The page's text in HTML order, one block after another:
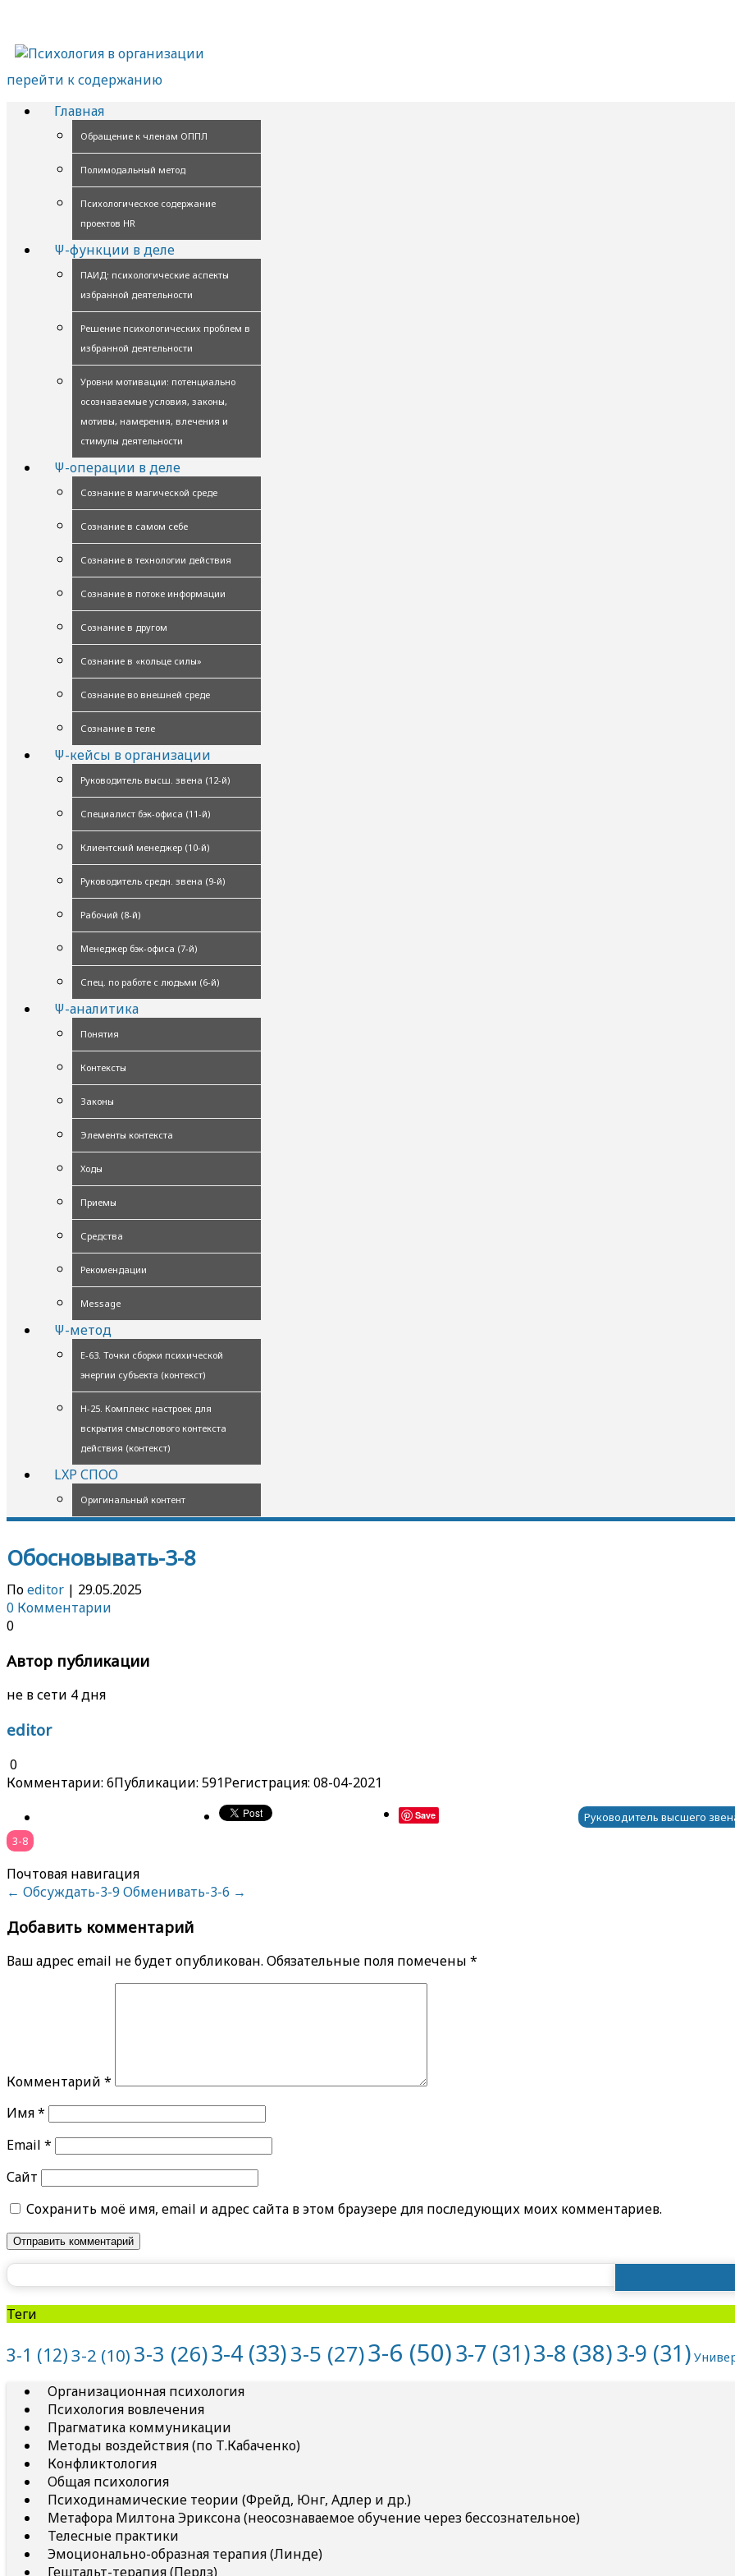
перейти к содержанию
Главная
Обращение к членам ОППЛ
Полимодальный метод
Психологическое содержание
проектов HR
Ψ-функции в деле
ПАИД: психологические аспекты
избранной деятельности
Решение психологических проблем в
избранной деятельности
Уровни мотивации: потенциально
осознаваемые условия, законы,
мотивы, намерения, влечения и
стимулы деятельности
Ψ-операции в деле
Сознание в магической среде
Сознание в самом себе
Сознание в технологии действия
Сознание в потоке информации
Сознание в другом
Сознание в «кольце силы»
Сознание во внешней среде
Сознание в теле
Ψ-кейсы в организации
Руководитель высш. звена (12-й)
Специалист бэк-офиса (11-й)
Клиентский менеджер (10-й)
Руководитель средн. звена (9-й)
Рабочий (8-й)
Менеджер бэк-офиса (7-й)
Спец. по работе с людьми (6-й)
Ψ-аналитика
Понятия
Контексты
Законы
Элементы контекста
Ходы
Приемы
Средства
Рекомендации
Message
Ψ-метод
Е-63. Точки сборки психической
энергии субъекта (контекст)
Н-25. Комплекс настроек для
вскрытия смыслового контекста
действия (контекст)
LXP СПОО
Оригинальный контент
Обосновывать-3-8
Поeditor | 29.05.2025
0 Комментарии
0
Автор публикации
не в сети 4 дня
editor
0
Комментарии: 6Публикации: 591Регистрация: 08-04-2021
Save
Руководитель высшего
3-8
Почтовая навигация
← Обсуждать-3-9 Обменивать-3-6 →
Добавить комментарий
Ваш адрес email не будет опубликован. Обязательные поля помечены *
Комментарий *
Имя*
Email *
Сайт
Сохранить моё имя, email и адрес сайта в этом браузере для последующих моих комментариев.
Теги
3-1 (12)3-2 (10) 3-3 (26)3-4 (33)3-5 (27)3-6 (50)3-7 (31)3-8 (38)3-9 (31)
Организационная психология
Психология вовлечения
Прагматика коммуникации
Методы воздействия (по Т.Кабаченко)
Конфликтология
Общая психология
Психодинамические теории (Фрейд, Юнг, Адлер и др.)
Метафора Милтона Эриксона (неосознаваемое обучение через бессознательное)
Телесные практики
Эмоционально-образная терапия (Линде)
Гештальт-терапия (Перлз)